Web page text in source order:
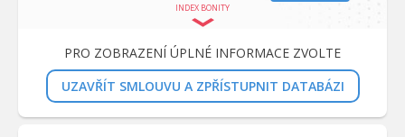
INDEX BONITY
PRO ZOBRAZENÍ ÚPLNÉ INFORMACE ZVOLTE
UZAVŘÍT SMLOUVU A ZPŘÍSTUPNIT DATABÁZI